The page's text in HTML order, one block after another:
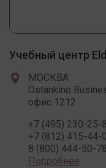
Учебный центр
МОСКВА
Ostankino
офис 1212
+7 (495) 230-
+7 (812) 415-44-
8 (800) 444-50-
Подробнее